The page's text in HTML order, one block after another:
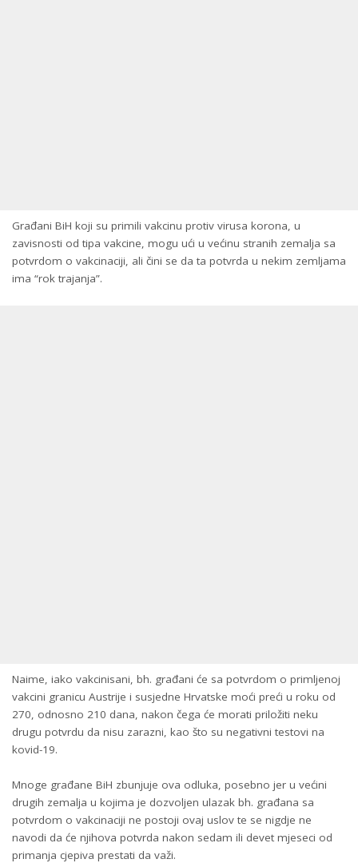
Građani BiH koji su primili vakcinu protiv virusa korona, u
zavisnosti od tipa vakcine, mogu ući u većinu stranih zemalja sa
potvrdom o vakcinaciji, ali čini se da ta potvrda u nekim zemljama
ima “rok trajanja”.
Naime, iako vakcinisani, bh. građani će sa potvrdom o primljenoj
vakcini granicu Austrije i susjedne Hrvatske moći preći u roku od
270, odnosno 210 dana, nakon čega će morati priložiti neku
drugu potvrdu da nisu zarazni, kao što su negativni testovi na
kovid-19.
Mnoge građane BiH zbunjuje ova odluka, posebno jer u većini
drugih zemalja u kojima je dozvoljen ulazak bh. građana sa
potvrdom o vakcinaciji ne postoji ovaj uslov te se nigdje ne
navodi da će njihova potvrda nakon sedam ili devet mjeseci od
primanja cjepiva prestati da važi.